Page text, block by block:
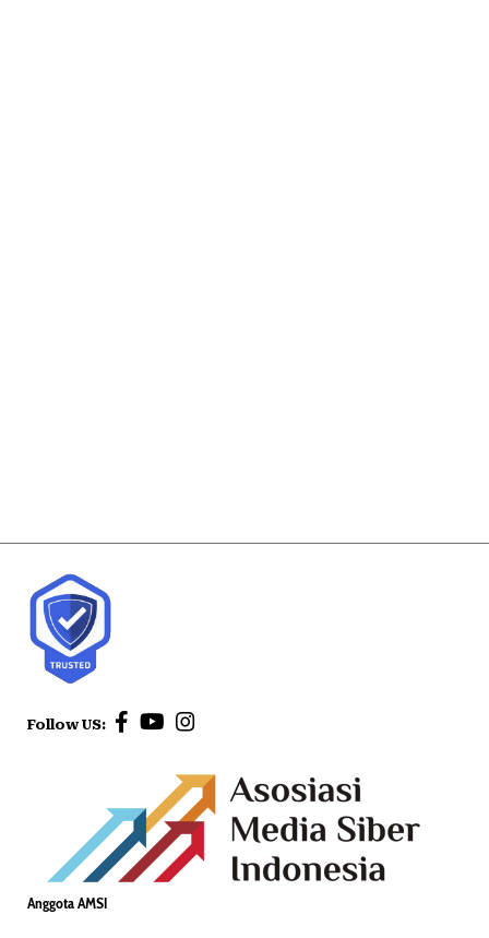
Follow US:
Anggota AMSI